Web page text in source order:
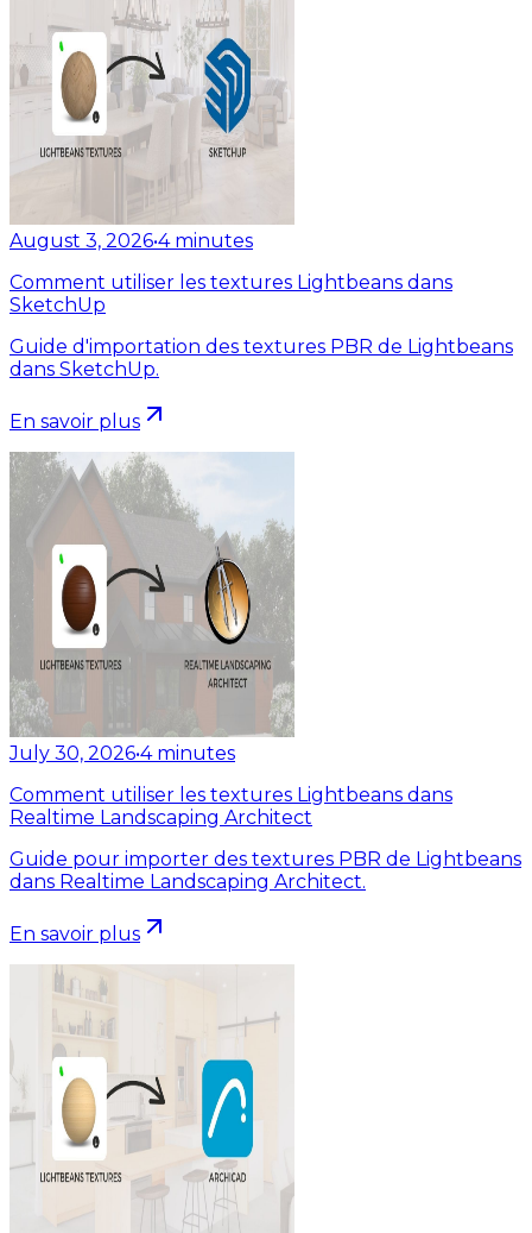
August 3, 2026•4 minutes
Comment utiliser les textures Lightbeans dans
SketchUp
Guide d'importation des textures PBR de Lightbeans
dans SketchUp.
En savoir plus
July 30, 2026•4 minutes
Comment utiliser les textures Lightbeans dans
Realtime Landscaping Architect
Guide pour importer des textures PBR de Lightbeans
dans Realtime Landscaping Architect.
En savoir plus